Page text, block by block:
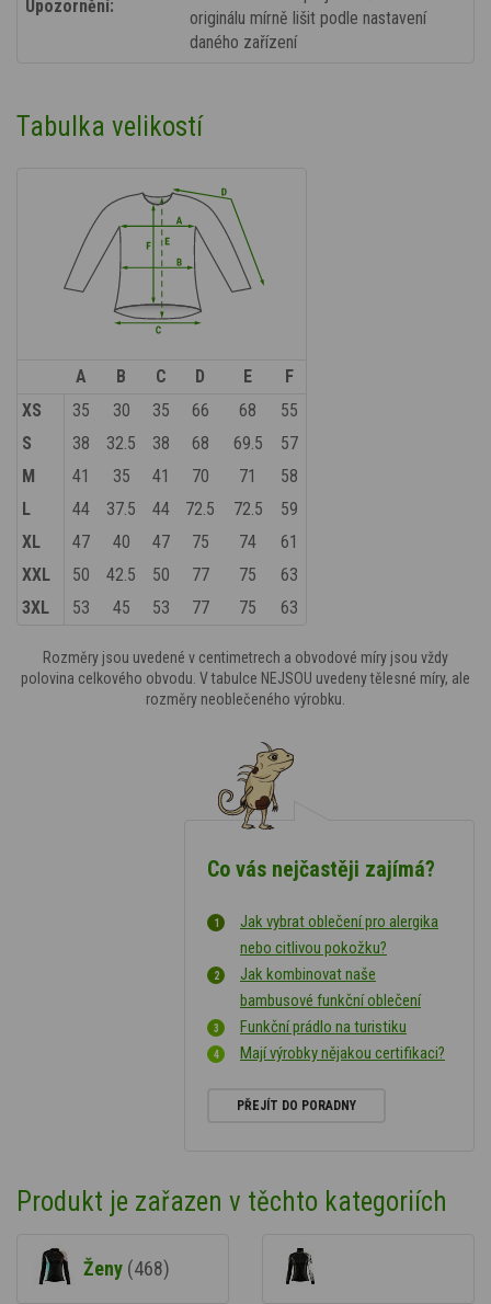
Upozornění:
originálu mírně lišit podle nastavení
daného zařízení
Tabulka velikostí
A B C D E
F
XS
35 30 35 66 68
55
S
38 32.5 38 68 69.5
57
M
41 35 41 70 71
58
L
44 37.5 44 72.5 72.5
59
XL
47 40 47 75 74
61
XXL
50 42.5 50 77 75
63
3XL
53 45 53 77 75 63
Rozměry jsou uvedené v centimetrech a obvodové míry jsou vždy
polovina celkového obvodu. V tabulce NEJSOU uvedeny tělesné míry, ale
rozměry neoblečeného výrobku.
Co vás nejčastěji zajímá?
Jak vybrat oblečení pro alergika
nebo citlivou pokožku?
Jak kombinovat naše
bambusové funkční oblečení
Funkční prádlo na turistiku
Mají výrobky nějakou certifikaci?
PŘEJÍT DO PORADNY
Produkt je zařazen v těchto kategoriích
Ženy (468)